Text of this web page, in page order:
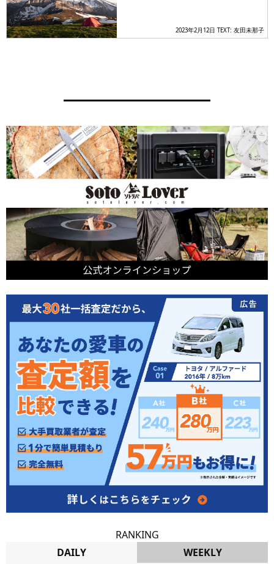
2023年2月12日 TEXT: 友田未那子
RANKING
DAILY
WEEKLY